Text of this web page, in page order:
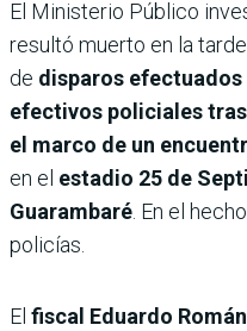
El Ministerio Público
resultó muerto en la
de disparos
efectivos policiales
el marco de un
en el estadio 25 de
Guarambaré. En el
policías.
El fiscal Eduardo Román